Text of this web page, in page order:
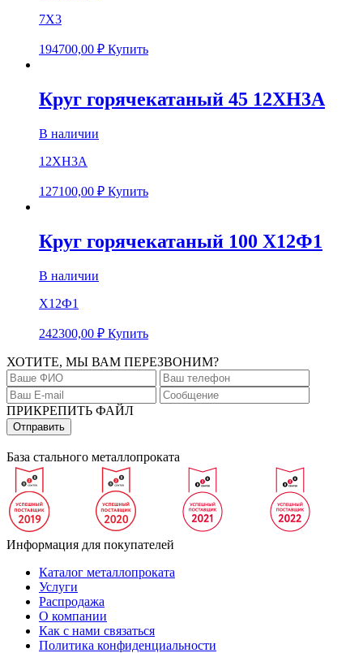
7Х3
194700,00 ₽ Купить
Круг горячекатаный 45 12ХН3А
В наличии
12ХН3А
127100,00 ₽ Купить
Круг горячекатаный 100 Х12Ф1
В наличии
Х12Ф1
242300,00 ₽ Купить
ХОТИТЕ, МЫ ВАМ ПЕРЕЗВОНИМ?
ПРИКРЕПИТЬ ФАЙЛ
База стального металлопроката
Информация для покупателей
Каталог металлопроката
Услуги
Распродажа
О компании
Как с нами связаться
Политика конфиденциальности